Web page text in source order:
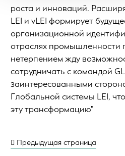
роста и инноваций.
LEI и vLEI формирует
организационной
отраслях промышленности
нетерпением жду
сотрудничать с командой
заинтересованными
Глобальной системы LEI,
эту трансформацию"
Предыдущая страница